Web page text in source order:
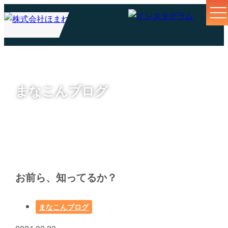
まなこんブログ
お前ら、知ってるか？
まなこんブログ